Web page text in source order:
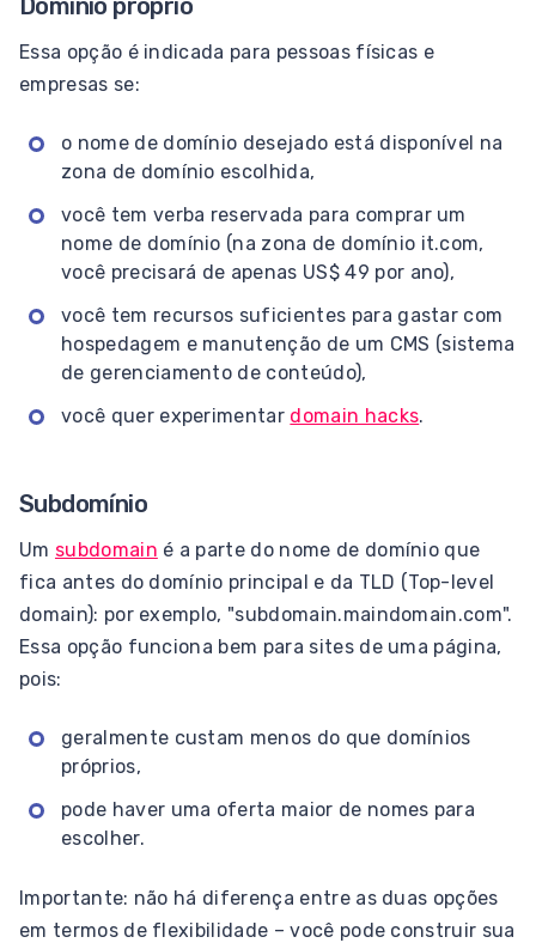
Essa opção é indicada para pessoas físicas e
empresas se:
o nome de domínio desejado está disponível na
zona de domínio escolhida,
você tem verba reservada para comprar um
nome de domínio (na zona de domínio it.com,
você precisará de apenas US$ 49 por ano),
você tem recursos suficientes para gastar com
hospedagem e manutenção de um CMS (sistema
de gerenciamento de conteúdo),
você quer experimentar domain hacks.
Subdomínio
Um subdomain é a parte do nome de domínio que
fica antes do domínio principal e da TLD (Top-level
domain): por exemplo, "subdomain.maindomain.com".
Essa opção funciona bem para sites de uma página,
pois:
geralmente custam menos do que domínios
próprios,
pode haver uma oferta maior de nomes para
escolher.
Importante: não há diferença entre as duas opções
em termos de flexibilidade – você pode construir sua